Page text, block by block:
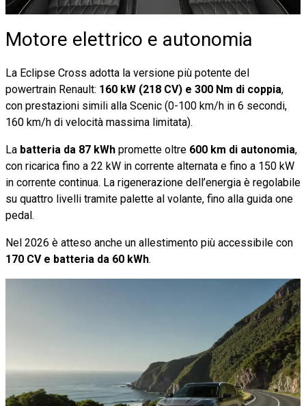
Motore elettrico e autonomia
La Eclipse Cross adotta la versione più potente del
powertrain Renault: 160 kW (218 CV) e 300 Nm di coppia,
con prestazioni simili alla Scenic (0-100 km/h in 6 secondi,
160 km/h di velocità massima limitata).
La batteria da 87 kWh promette oltre 600 km di autonomia,
con ricarica fino a 22 kW in corrente alternata e fino a 150 kW
in corrente continua. La rigenerazione dell’energia è regolabile
su quattro livelli tramite palette al volante, fino alla guida one
pedal.
Nel 2026 è atteso anche un allestimento più accessibile con
170 CV e batteria da 60 kWh.